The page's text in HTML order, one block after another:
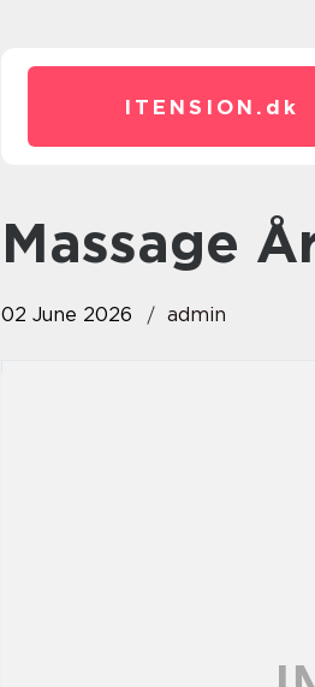
ITENSION. dk
Massage
02 June 2026 admin